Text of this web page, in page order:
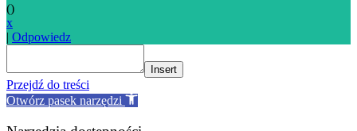
()
x
| Odpowiedz
Insert
Przejdź do treści
Otwórz pasek narzędzi